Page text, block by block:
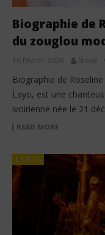
Biographie de
du zouglou
16 février 2026 Stone
Biographie de
Layo, est une
ivoirienne née le 21
READ MORE
LYRICS